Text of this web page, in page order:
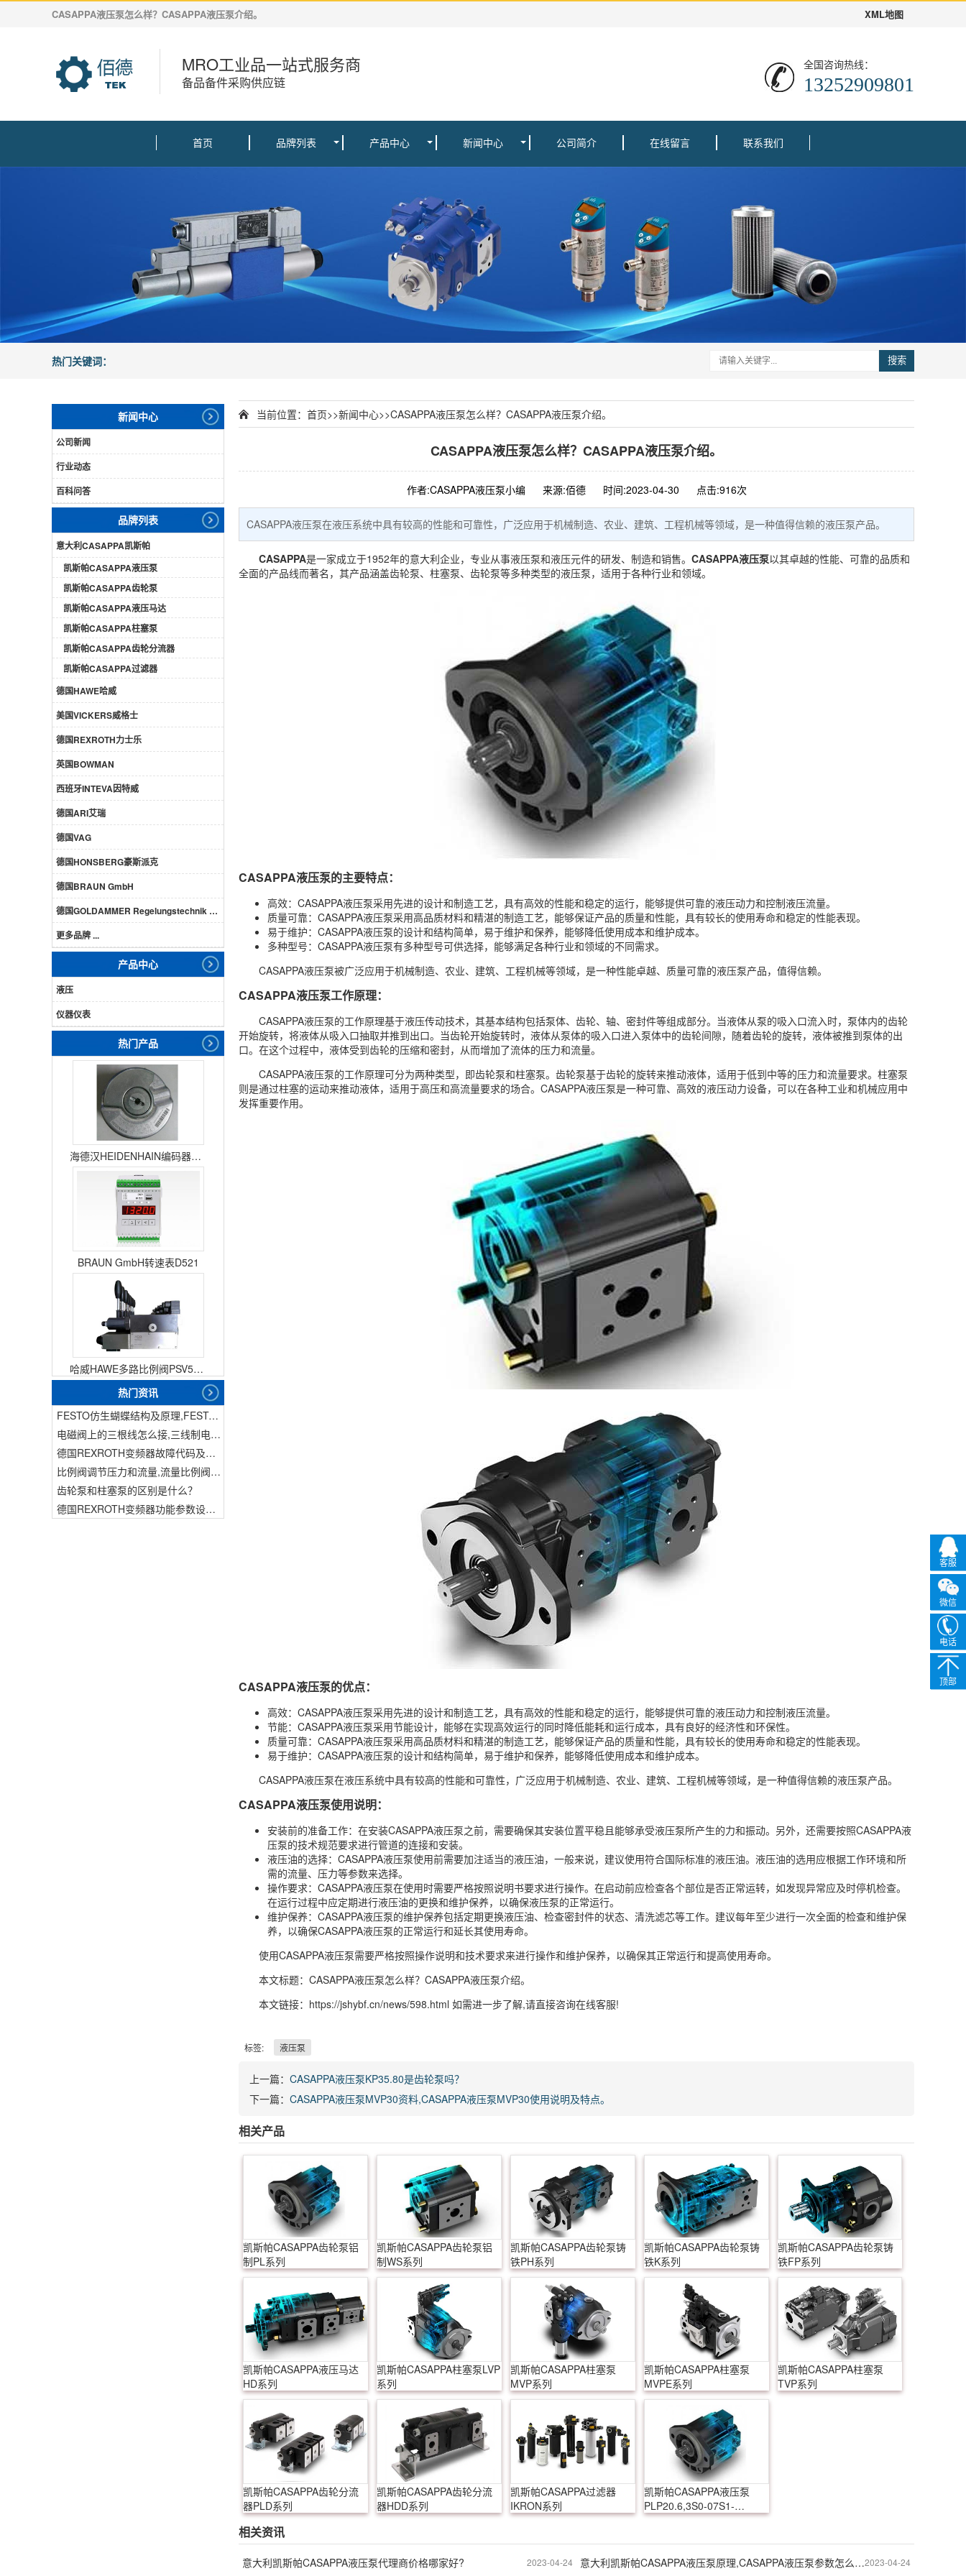
XML地图
CASAPPA液压泵怎么样？CASAPPA液压泵介绍。
MRO工业品一站式服务商
备品备件采购供应链
全国咨询热线：
13252909801
首页 品牌列表 产品中心 新闻中心 公司简介 在线留言 联系我们
热门关键词： 搜索
新闻中心
公司新闻
行业动态
百科问答
品牌列表
意大利CASAPPA凯斯帕
凯斯帕CASAPPA液压泵
凯斯帕CASAPPA齿轮泵
凯斯帕CASAPPA液压马达
凯斯帕CASAPPA柱塞泵
凯斯帕CASAPPA齿轮分流器
凯斯帕CASAPPA过滤器
德国HAWE哈威
美国VICKERS威格士
德国REXROTH力士乐
英国BOWMAN
西班牙INTEVA因特威
德国ARI艾瑞
德国VAG
德国HONSBERG豪斯派克
德国BRAUN GmbH
德国GOLDAMMER Regelungstechnik GmbH
更多品牌 ...
产品中心
液压
仪器仪表
热门产品
海德汉HEIDENHAIN编码器ERN1387204862S14-70
BRAUN GmbH转速表D521
哈威HAWE多路比例阀PSV51-3
热门资讯
FESTO仿生蝴蝶结构及原理,FESTO仿生蝴蝶具有什么功能
电磁阀上的三根线怎么接,三线制电磁阀接线
德国REXROTH变频器故障代码及故障解决方法
比例阀调节压力和流量,流量比例阀的控制方法
齿轮泵和柱塞泵的区别是什么？
德国REXROTH变频器功能参数设置与操作方法介绍。
当前位置： 首页>>新闻中心>>CASAPPA液压泵怎么样？CASAPPA液压泵介绍。
CASAPPA液压泵怎么样？CASAPPA液压泵介绍。
作者:CASAPPA液压泵小编 来源:佰德 时间:2023-04-30 点击:916次
CASAPPA液压泵在液压系统中具有较高的性能和可靠性，广泛应用于机械制造、农业、建筑、工程机械等领域，是一种值得信赖的液压泵产品。
CASAPPA是一家成立于1952年的意大利企业，专业从事液压泵和液压元件的研发、制造和销售。 CASAPPA液压泵以其卓越的性能、可靠的品质和
全面的产品线而著名，其产品涵盖齿轮泵、 柱塞泵、齿轮泵等多种类型的液压泵，适用于各种行业和领域。
CASAPPA液压泵的主要特点：
高效：CASAPPA液压泵采用先进的设计和制造工艺，具有高效的性能和稳定的运行，能够提供可靠的液压动力和控制液压流量。
质量可靠：CASAPPA液压泵采用高品质材料和精湛的制造工艺，能够保证产品的质量和性能，具有较长的使用寿命和稳定的性能表现。
易于维护：CASAPPA液压泵的设计和结构简单，易于维护和保养，能够降低使用成本和维护成本。
多种型号：CASAPPA液压泵有多种型号可供选择，能够满足各种行业和领域的不同需求。
CASAPPA液压泵被广泛应用于机械制造、农业、建筑、工程机械等领域，是一种性能卓越、质量可靠的液压泵产品，值得信赖。
CASAPPA液压泵工作原理：
CASAPPA液压泵的工作原理基于液压传动技术，其基本结构包括泵体、齿轮、轴、密封件等组成部分。当液体从泵的吸入口流入时，泵体内的齿轮
开始旋转，将液体从吸入口抽取并推到出口。当齿轮开始旋转时，液体从泵体的吸入口进入泵体中的齿轮间隙，随着齿轮的旋转，液体被推到泵体的出
口。在这个过程中，液体受到齿轮的压缩和密封，从而增加了流体的压力和流量。
CASAPPA液压泵的工作原理可分为两种类型，即齿轮泵和柱塞泵。齿轮泵基于齿轮的旋转来推动液体，适用于低到中等的压力和流量要求。柱塞泵
则是通过柱塞的运动来推动液体，适用于高压和高流量要求的场合。CASAPPA液压泵是一种可靠、高效的液压动力设备，可以在各种工业和机械应用中
发挥重要作用。
CASAPPA液压泵的优点：
高效：CASAPPA液压泵采用先进的设计和制造工艺，具有高效的性能和稳定的运行，能够提供可靠的液压动力和控制液压流量。
节能：CASAPPA液压泵采用节能设计，能够在实现高效运行的同时降低能耗和运行成本，具有良好的经济性和环保性。
质量可靠：CASAPPA液压泵采用高品质材料和精湛的制造工艺，能够保证产品的质量和性能，具有较长的使用寿命和稳定的性能表现。
易于维护：CASAPPA液压泵的设计和结构简单，易于维护和保养，能够降低使用成本和维护成本。
CASAPPA液压泵在液压系统中具有较高的性能和可靠性，广泛应用于机械制造、农业、建筑、工程机械等领域，是一种值得信赖的液压泵产品。
CASAPPA液压泵使用说明：
安装前的准备工作：在安装CASAPPA液压泵之前，需要确保其安装位置平稳且能够承受液压泵所产生的力和振动。另外，还需要按照CASAPPA液
压泵的技术规范要求进行管道的连接和安装。
液压油的选择：CASAPPA液压泵使用前需要加注适当的液压油，一般来说，建议使用符合国际标准的液压油。液压油的选用应根据工作环境和所
需的流量、压力等参数来选择。
操作要求：CASAPPA液压泵在使用时需要严格按照说明书要求进行操作。在启动前应检查各个部位是否正常运转，如发现异常应及时停机检查。
在运行过程中应定期进行液压油的更换和维护保养，以确保液压泵的正常运行。
维护保养：CASAPPA液压泵的维护保养包括定期更换液压油、检查密封件的状态、清洗滤芯等工作。建议每年至少进行一次全面的检查和维护保
养，以确保CASAPPA液压泵的正常运行和延长其使用寿命。
使用CASAPPA液压泵需要严格按照操作说明和技术要求来进行操作和维护保养，以确保其正常运行和提高使用寿命。
本文标题：CASAPPA液压泵怎么样？CASAPPA液压泵介绍。
本文链接：https://jshybf.cn/news/598.html 如需进一步了解,请直接咨询在线客服!
标签: 液压泵
上一篇： CASAPPA液压泵KP35.80是齿轮泵吗？
下一篇： CASAPPA液压泵MVP30资料,CASAPPA液压泵MVP30使用说明及特点。
相关产品
凯斯帕CASAPPA齿轮泵铝
制PL系列
凯斯帕CASAPPA齿轮泵铝
制WS系列
凯斯帕CASAPPA齿轮泵铸
铁PH系列
凯斯帕CASAPPA齿轮泵铸
铁K系列
凯斯帕CASAPPA齿轮泵铸
铁FP系列
凯斯帕CASAPPA液压马达
HD系列
凯斯帕CASAPPA柱塞泵LVP
系列
凯斯帕CASAPPA柱塞泵
MVP系列
凯斯帕CASAPPA柱塞泵
MVPE系列
凯斯帕CASAPPA柱塞泵
TVP系列
凯斯帕CASAPPA齿轮分流
器PLD系列
凯斯帕CASAPPA齿轮分流
器HDD系列
凯斯帕CASAPPA过滤器
IKRON系列
凯斯帕CASAPPA液压泵
PLP20.6,3S0-07S1-
LOF/OC-S7-N-EL-FS
相关资讯
2023-04-24
意大利凯斯帕CASAPPA液压泵代理商价格哪家好? 2023-04-24
意大利凯斯帕CASAPPA液压泵原理,CASAPPA液压泵参数怎么识别
客服
微信
电话
顶部